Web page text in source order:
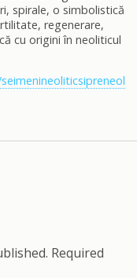
spirale, o simbolistică
regenerare,
cu origini în neoliticul
Required